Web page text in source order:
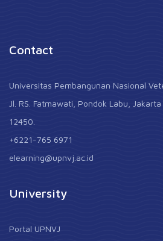
Contact
Universitas Pembangunan Nasional
Jl. RS. Fatmawati, Pondok Labu, Jakarta
12450.
+6221-765 6971
elearning@upnvj.ac.id
University
Portal UPNVJ